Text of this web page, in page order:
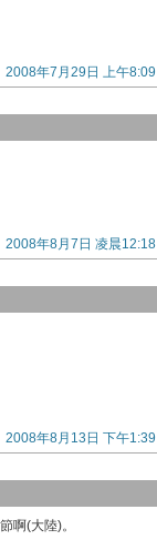
2008年7月29日 上午8:09
2008年8月7日 凌晨12:18
2008年8月13日 下午1:39
啊(大陸)。